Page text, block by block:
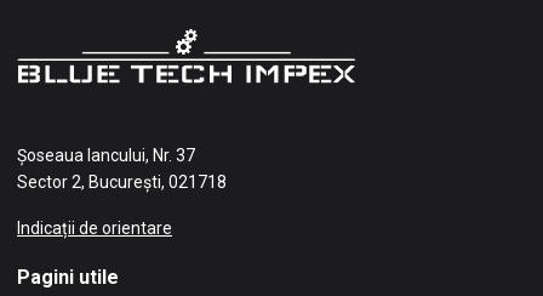
Șoseaua Iancului, Nr. 37
Sector 2, București, 021718
Indicații de orientare
Pagini utile